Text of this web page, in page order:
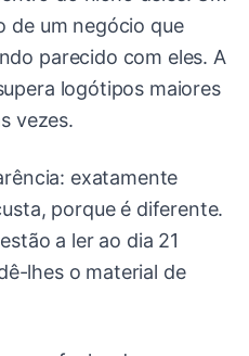
de um negócio que
parecido com eles. A
logótipos maiores
vezes.
exatamente
porque é diferente.
a ler ao dia 21
lhes o material de